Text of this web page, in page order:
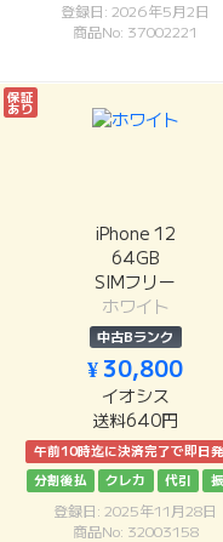
登録日: 2026年5月2日
商品No: 37002221
保証
あり
iPhone 12
64GB
SIMフリー
ホワイト
中古Bランク
¥ 30,800
イオシス
送料640円
午前10時迄に決済完了で即日
分割後払
クレカ 代引
登録日: 2025年11月28日
商品No: 32003158